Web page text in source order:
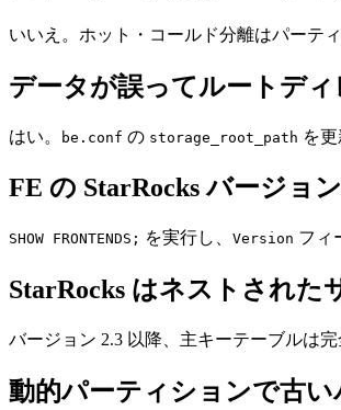
いいえ。ホット・コールド分離はパーテ
データが誤ってルートデ
はい。 be.conf の storage_root_path を
FE の StarRocks バージョ
SHOW FRONTENDS; を実行し、 Version フィ
StarRocks はネストされ
バージョン 2.3 以降、主キーテーブルは
動的パーティションで古